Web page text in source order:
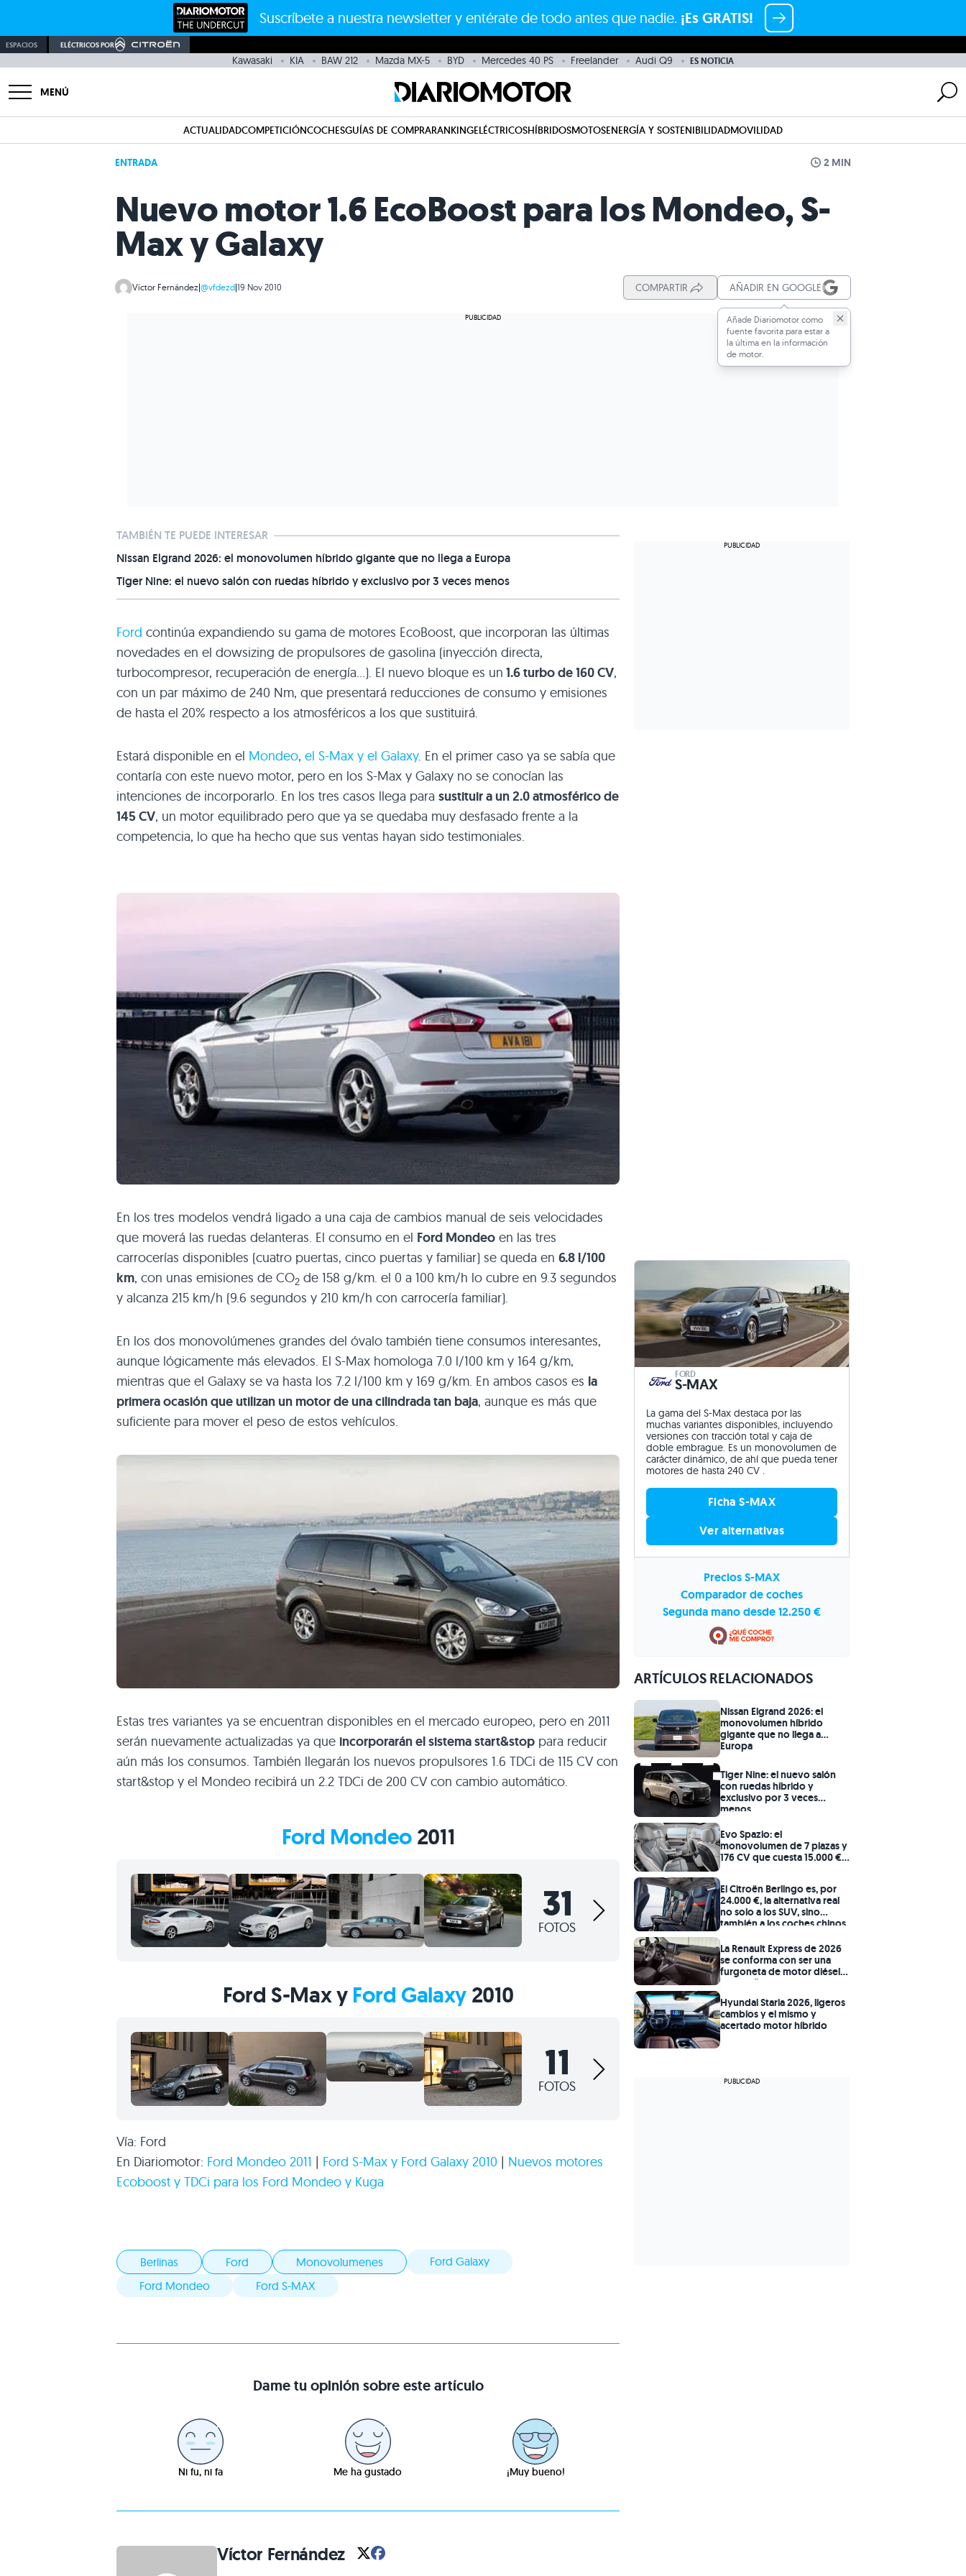
Suscríbete a nuestra newsletter y entérate de todo antes que nadie. ¡Es GRATIS!
ESPACIOS ELÉCTRICOS POR
Kawasaki KIA BAW 212 Mazda MX-5 BYD Mercedes 40 PS Freelander Audi Q9 ES NOTICIA
MENÚ
ACTUALIDADCOMPETICIÓNCOCHESGUÍAS DE COMPRARANKINGELÉCTRICOSHÍBRIDOSMOTOSENERGÍA Y SOSTENIBILIDADMOVILIDAD
ENTRADA 2 MIN
Nuevo motor 1.6 EcoBoost para los Mondeo, S-
Max y Galaxy
Víctor Fernández|@vfdezd|19 Nov 2010 COMPARTIR AÑADIR EN GOOGLE
Añade Diariomotor como
fuente favorita para estar a
la última en la información
de motor.
TAMBIÉN TE PUEDE INTERESAR
Nissan Elgrand 2026: el monovolumen híbrido gigante que no llega a Europa
Tiger Nine: el nuevo salón con ruedas híbrido y exclusivo por 3 veces menos
Ford continúa expandiendo su gama de motores EcoBoost, que incorporan las últimas
novedades en el dowsizing de propulsores de gasolina (inyección directa,
turbocompresor, recuperación de energía…). El nuevo bloque es un 1.6 turbo de 160 CV,
con un par máximo de 240 Nm, que presentará reducciones de consumo y emisiones
de hasta el 20% respecto a los atmosféricos a los que sustituirá.
Estará disponible en el Mondeo, el S-Max y el Galaxy. En el primer caso ya se sabía que
contaría con este nuevo motor, pero en los S-Max y Galaxy no se conocían las
intenciones de incorporarlo. En los tres casos llega para sustituir a un 2.0 atmosférico de
145 CV, un motor equilibrado pero que ya se quedaba muy desfasado frente a la
competencia, lo que ha hecho que sus ventas hayan sido testimoniales.
En los tres modelos vendrá ligado a una caja de cambios manual de seis velocidades
que moverá las ruedas delanteras. El consumo en el Ford Mondeo en las tres
carrocerías disponibles (cuatro puertas, cinco puertas y familiar) se queda en 6.8 l/100
km, con unas emisiones de CO2 de 158 g/km. el 0 a 100 km/h lo cubre en 9.3 segundos
y alcanza 215 km/h (9.6 segundos y 210 km/h con carrocería familiar).
En los dos monovolúmenes grandes del óvalo también tiene consumos interesantes,
aunque lógicamente más elevados. El S-Max homologa 7.0 l/100 km y 164 g/km,
mientras que el Galaxy se va hasta los 7.2 l/100 km y 169 g/km. En ambos casos es la
primera ocasión que utilizan un motor de una cilindrada tan baja, aunque es más que
suficiente para mover el peso de estos vehículos.
Estas tres variantes ya se encuentran disponibles en el mercado europeo, pero en 2011
serán nuevamente actualizadas ya que incorporarán el sistema start&stop para reducir
aún más los consumos. También llegarán los nuevos propulsores 1.6 TDCi de 115 CV con
start&stop y el Mondeo recibirá un 2.2 TDCi de 200 CV con cambio automático.
Ford Mondeo 2011
31
FOTOS
Ford S-Max y Ford Galaxy2010
11
FOTOS
Vía: Ford
En Diariomotor: Ford Mondeo 2011 | Ford S-Max y Ford Galaxy 2010 | Nuevos motores
Ecoboost y TDCi para los Ford Mondeo y Kuga
Berlinas Ford Monovolumenes
Ford Galaxy
Ford Mondeo
Ford S-MAX
Dame tu opinión sobre este artículo
Ni fu, ni fa Me ha gustado ¡Muy bueno!
Víctor Fernández
FORD
S-MAX
La gama del S-Max destaca por las
muchas variantes disponibles, incluyendo
versiones con tracción total y caja de
doble embrague. Es un monovolumen de
carácter dinámico, de ahí que pueda tener
motores de hasta 240 CV .
Ficha S-MAX
Ver alternativas
Precios S-MAX
Comparador de coches
Segunda mano desde 12.250 €
ARTÍCULOS RELACIONADOS
Nissan Elgrand 2026: el
monovolumen híbrido
gigante que no llega a
Europa
Tiger Nine: el nuevo salón
con ruedas híbrido y
exclusivo por 3 veces
menos
Evo Spazio: el
monovolumen de 7 plazas y
176 CV que cuesta 15.000 €
El Citroën Berlingo es, por
24.000 €, la alternativa real
no solo a los SUV, sino
también a los coches chinos
La Renault Express de 2026
se conforma con ser una
furgoneta de motor diésel
sin diseño retro
Hyundai Staria 2026, ligeros
cambios y el mismo y
acertado motor híbrido